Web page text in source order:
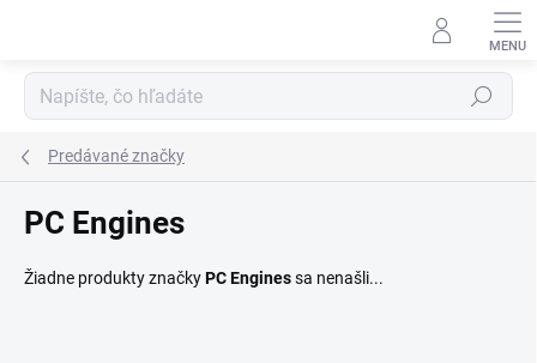
Hľadať
Predávané značky
PC Engines
Žiadne produkty značkyPC Enginessa nenašli...